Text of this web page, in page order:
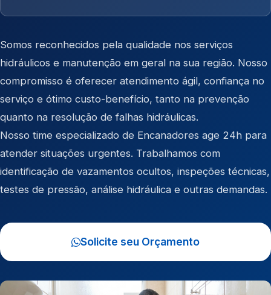
Somos reconhecidos pela qualidade nos serviços
hidráulicos e manutenção em geral na sua região. Nosso
compromisso é oferecer atendimento ágil, confiança no
serviço e ótimo custo-benefício, tanto na prevenção
quanto na resolução de falhas hidráulicas.
Nosso time especializado de Encanadores age 24h para
atender situações urgentes. Trabalhamos com
identificação de vazamentos ocultos, inspeções técnicas,
testes de pressão, análise hidráulica e outras demandas.
Solicite seu Orçamento